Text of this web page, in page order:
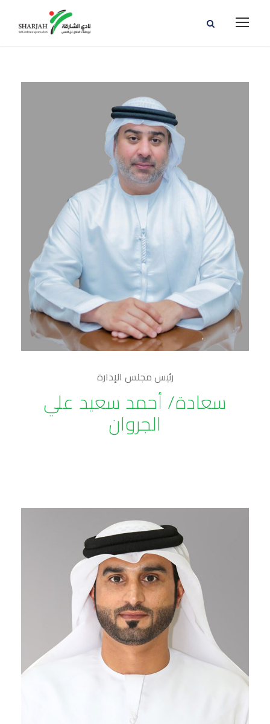
رئيس مجلس الإدارة
سعادة/ أحمد سعيد علي
الجروان